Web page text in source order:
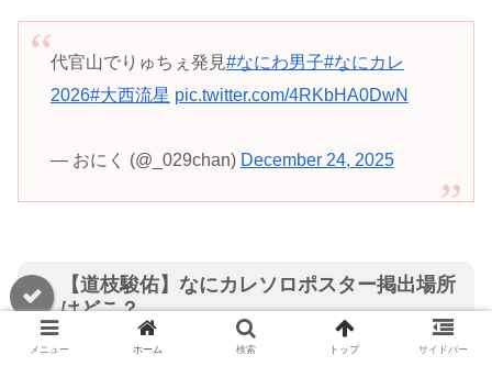
代官山でりゅちぇ発見#なにわ男子#なにカレ
2026#大西流星 pic.twitter.com/4RKbHA0DwN
— おにく (@_029chan) December 24, 2025
【道枝駿佑】なにカレソロポスター掲出場所
はどこ？
メニュー ホーム 検索 トップ サイドバー